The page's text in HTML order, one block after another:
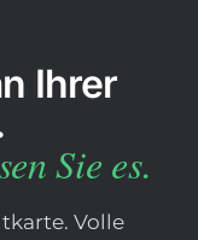
Ihrer
Sie es.
Volle